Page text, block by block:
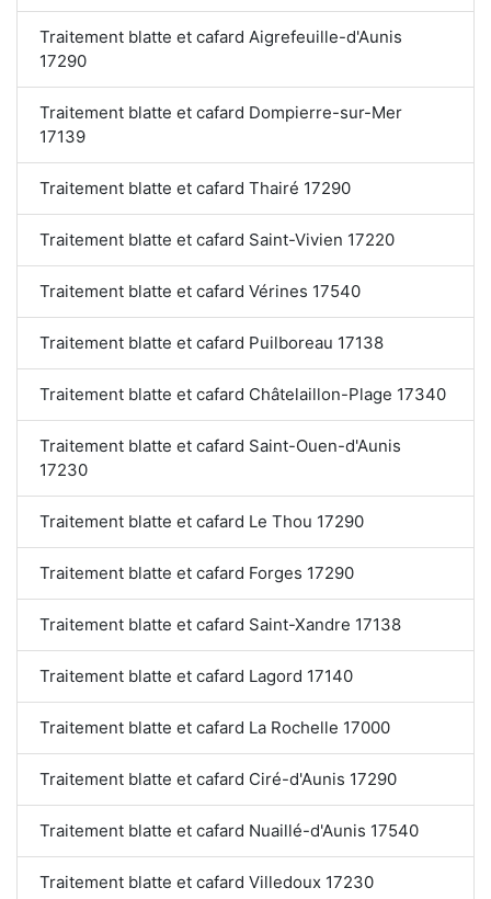
Traitement blatte et cafard Aigrefeuille-d'Aunis
17290
Traitement blatte et cafard Dompierre-sur-Mer
17139
Traitement blatte et cafard Thairé 17290
Traitement blatte et cafard Saint-Vivien 17220
Traitement blatte et cafard Vérines 17540
Traitement blatte et cafard Puilboreau 17138
Traitement blatte et cafard Châtelaillon-Plage 17340
Traitement blatte et cafard Saint-Ouen-d'Aunis
17230
Traitement blatte et cafard Le Thou 17290
Traitement blatte et cafard Forges 17290
Traitement blatte et cafard Saint-Xandre 17138
Traitement blatte et cafard Lagord 17140
Traitement blatte et cafard La Rochelle 17000
Traitement blatte et cafard Ciré-d'Aunis 17290
Traitement blatte et cafard Nuaillé-d'Aunis 17540
Traitement blatte et cafard Villedoux 17230